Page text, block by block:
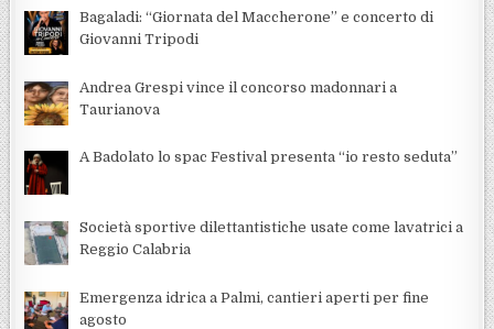
Bagaladi: “Giornata del Maccherone” e concerto di
Giovanni Tripodi
Andrea Grespi vince il concorso madonnari a
Taurianova
A Badolato lo spac Festival presenta “io resto seduta”
Società sportive dilettantistiche usate come lavatrici a
Reggio Calabria
Emergenza idrica a Palmi, cantieri aperti per fine
agosto